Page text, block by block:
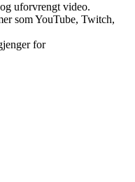
uforvrengt video.
som YouTube, Twitch,
for